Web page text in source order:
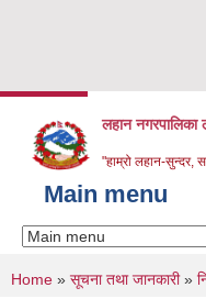
लहान नगरपालिका
"हाम्रो लहान-सुन्दर,
Main menu
You are here
Home » सूचना तथा जानकारी»